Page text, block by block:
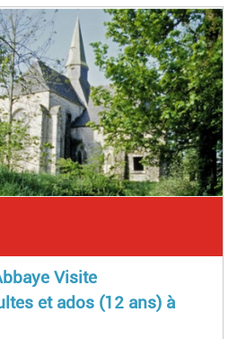
Visite
et ados (12 ans) à